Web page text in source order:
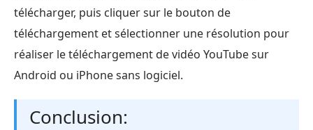
télécharger, puis cliquer sur le bouton de
téléchargement et sélectionner une résolution pour
réaliser le téléchargement de vidéo YouTube sur
Android ou iPhone sans logiciel.
Conclusion: